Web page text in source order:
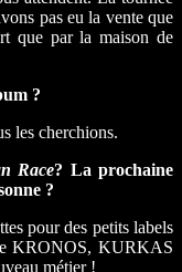
pas eu la vente que
que par la maison de
?
les cherchions.
Race? La prochaine
?
pour des petits labels
KRONOS, KURKAS
métier !